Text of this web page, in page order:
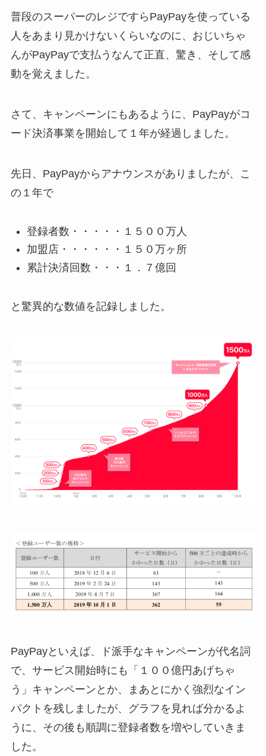
普段のスーパーのレジですらPayPayを使っている
人をあまり見かけないくらいなのに、おじいちゃ
んがPayPayで支払うなんて正直、驚き、そして感
動を覚えました。
さて、キャンペーンにもあるように、PayPayがコ
ード決済事業を開始して１年が経過しました。
先日、PayPayからアナウンスがありましたが、こ
の１年で
登録者数・・・・・１５００万人
加盟店・・・・・・１５０万ヶ所
累計決済回数・・・１．７億回
と驚異的な数値を記録しました。
PayPayといえば、ド派手なキャンペーンが代名詞
で、サービス開始時にも「１００億円あげちゃ
う」キャンペーンとか、まあとにかく強烈なイン
パクトを残しましたが、グラフを見れば分かるよ
うに、その後も順調に登録者数を増やしていきま
した。